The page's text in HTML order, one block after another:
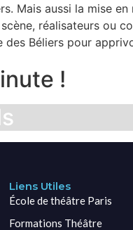
Mais aussi la mise
réalisateurs ou
Béliers pour
!
Liens Utiles
École de théâtre Paris
Formations Théâtre